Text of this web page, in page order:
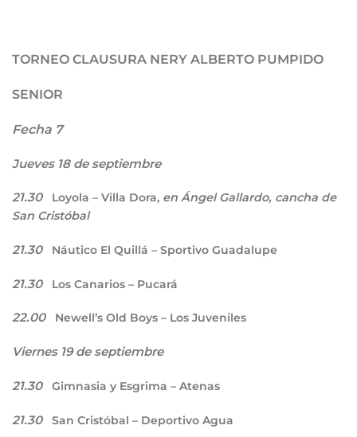
TORNEO CLAUSURA NERY ALBERTO PUMPIDO
SENIOR
Fecha 7
Jueves 18 de septiembre
21.30Loyola – Villa Dora, en Ángel Gallardo, cancha de
San Cristóbal
21.30Náutico El Quillá – Sportivo Guadalupe
21.30Los Canarios – Pucará
22.00Newell’s Old Boys – Los Juveniles
Viernes 19 de septiembre
21.30Gimnasia y Esgrima – Atenas
21.30San Cristóbal – Deportivo Agua